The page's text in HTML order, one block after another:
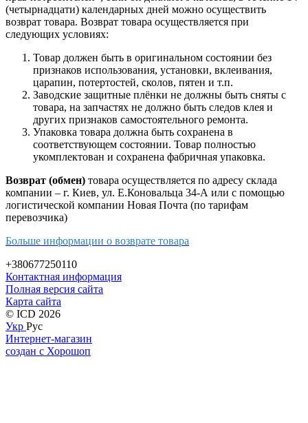
(четырнадцати) календарных дней можно осуществить
возврат товара. Возврат товара осуществляется при
следующих условиях:
Товар должен быть в оригинальном состоянии без
признаков использования, установки, вклеивания,
царапин, потертостей, сколов, пятен и т.п.
Заводские защитные плёнки не должны быть сняты с
товара, на запчастях не должно быть следов клея и
других признаков самостоятельного ремонта.
Упаковка товара должна быть сохранена в
соответствующем состоянии. Товар полностью
укомплектован и сохранена фабричная упаковка.
Возврат (обмен) товара осуществляется по адресу склада
компании – г. Киев, ул. Е.Коновальца 34-А или с помощью
логистической компании Новая Почта (по тарифам
перевозчика)
Больше информации о возврате товара
+380677250110
Контактная информация
Полная версия сайта
Карта сайта
© ICD 2026
Укр Рус
Интернет-магазин
создан с Хорошоп